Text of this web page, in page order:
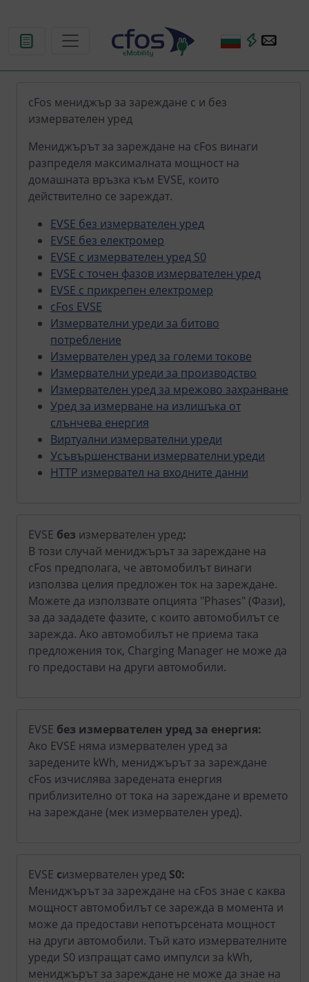
cFos мениджър за зареждане с и без
измервателен уред
Мениджърът за зареждане на cFos винаги
разпределя максималната мощност на
домашната връзка към EVSE, които
действително се зареждат.
EVSE без измервателен уред
EVSE без електромер
EVSE с измервателен уред S0
EVSE с точен фазов измервателен уред
EVSE с прикрепен електромер
cFos EVSE
Измервателни уреди за битово
потребление
Измервателен уред за големи токове
Измервателни уреди за производство
Измервателен уред за мрежово захранване
Уред за измерване на излишъка от
слънчева енергия
Виртуални измервателни уреди
Усъвършенствани измервателни уреди
HTTP измервател на входните данни
EVSE без измервателен уред:
В този случай мениджърът за зареждане на
cFos предполага, че автомобилът винаги
използва целия предложен ток на зареждане.
Можете да използвате опцията "Phases" (Фази),
за да зададете фазите, с които автомобилът се
зарежда. Ако автомобилът не приема така
предложения ток, Charging Manager не може да
го предостави на други автомобили.
EVSE без измервателен уред за енергия:
Ако EVSE няма измервателен уред за
заредените kWh, мениджърът за зареждане
cFos изчислява заредената енергия
приблизително от тока на зареждане и времето
на зареждане (мек измервателен уред).
EVSE сизмервателен уред S0:
Мениджърът за зареждане на cFos знае с каква
мощност автомобилът се зарежда в момента и
може да предостави непотърсената мощност
на други автомобили. Тъй като измервателните
уреди S0 изпращат само импулси за kWh,
мениджърът за зареждане не може да знае на